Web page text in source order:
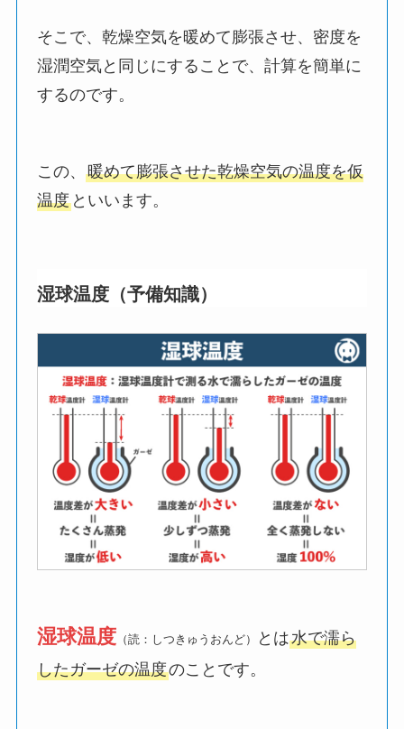
そこで、乾燥空気を暖めて膨張させ、密度を
湿潤空気と同じにすることで、計算を簡単に
するのです。
この、暖めて膨張させた乾燥空気の温度を仮
温度 といいます。
湿球温度（予備知識）
湿球温度 （読：しつきゅうおんど） とは水で濡ら
したガーゼの温度のことです。